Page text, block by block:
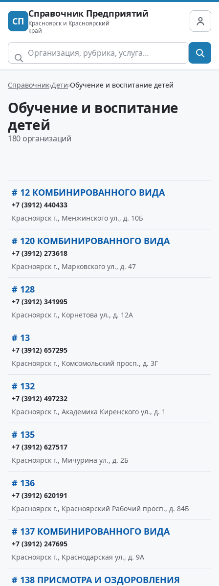
СП
Справочник Предприятий
Красноярск и Красноярский
край
Справочник Дети Обучение и воспитание детей
Обучение и воспитание
детей
180 организаций
# 12 КОМБИНИРОВАННОГО ВИДА
+7 (3912) 440433
Красноярск г., Менжинского ул., д. 10Б
# 120 КОМБИНИРОВАННОГО ВИДА
+7 (3912) 273618
Красноярск г., Марковского ул., д. 47
# 128
+7 (3912) 341995
Красноярск г., Корнетова ул., д. 12А
# 13
+7 (3912) 657295
Красноярск г., Комсомольский просп., д. 3Г
# 132
+7 (3912) 497232
Красноярск г., Академика Киренского ул., д. 1
# 135
+7 (3912) 627517
Красноярск г., Мичурина ул., д. 2Б
# 136
+7 (3912) 620191
Красноярск г., Красноярский Рабочий просп., д. 84Б
# 137 КОМБИНИРОВАННОГО ВИДА
+7 (3912) 247695
Красноярск г., Краснодарская ул., д. 9А
# 138 ПРИСМОТРА И ОЗДОРОВЛЕНИЯ